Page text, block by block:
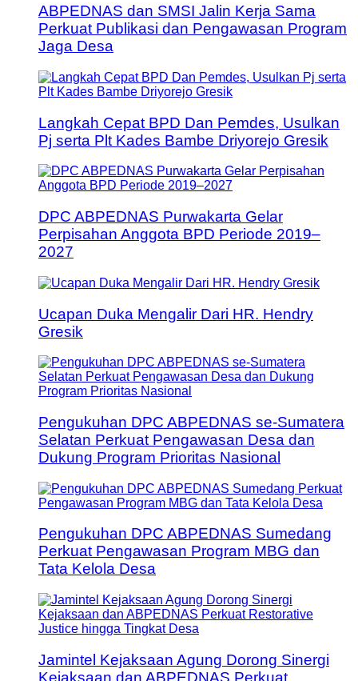
ABPEDNAS dan SMSI Jalin Kerja Sama
Perkuat Publikasi dan Pengawasan Program
Jaga Desa
Langkah Cepat BPD Dan Pemdes, Usulkan
Pj serta Plt Kades Bambe Driyorejo Gresik
DPC ABPEDNAS Purwakarta Gelar
Perpisahan Anggota BPD Periode 2019–
2027
Ucapan Duka Mengalir Dari HR. Hendry
Gresik
Pengukuhan DPC ABPEDNAS se-Sumatera
Selatan Perkuat Pengawasan Desa dan
Dukung Program Prioritas Nasional
Pengukuhan DPC ABPEDNAS Sumedang
Perkuat Pengawasan Program MBG dan
Tata Kelola Desa
Jamintel Kejaksaan Agung Dorong Sinergi
Kejaksaan dan ABPEDNAS Perkuat